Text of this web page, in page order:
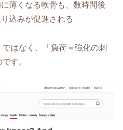
薄くなる軟骨も、数時間後
込みが促進される
はなく、「負荷＝強化の刺
す。